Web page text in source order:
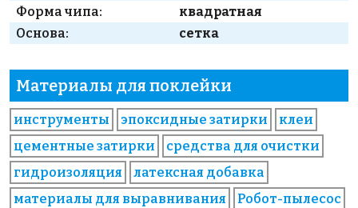
Форма чипа:
квадратная
Основа:
сетка
Материалы для поклейки
инструменты эпоксидные затирки
клеи
цементные затирки
средства для очистки
гидроизоляция
латексная добавка
материалы для выравнивания
Робот-пылесос